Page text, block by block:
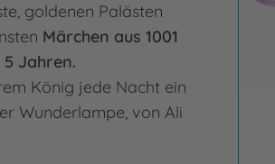
goldenen Palästen
Märchen aus 1001
Jahren.
König jede Nacht ein
Wunderlampe, von Ali